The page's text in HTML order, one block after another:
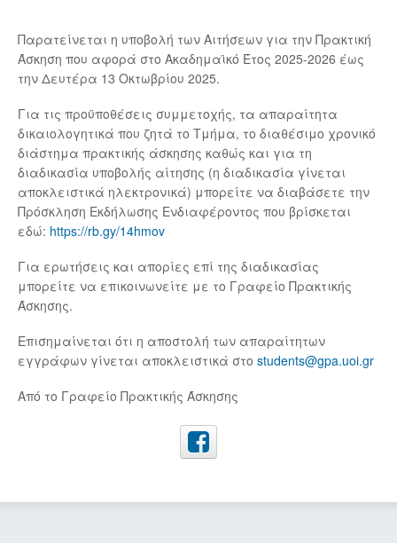
Παρατείνεται η υποβολή των Αιτήσεων για την Πρακτική
Άσκηση που αφορά στο Ακαδημαϊκό Έτος 2025-2026 έως
την Δευτέρα 13 Οκτωβρίου 2025.
Για τις προϋποθέσεις συμμετοχής, τα απαραίτητα
δικαιολογητικά που ζητά το Τμήμα, το διαθέσιμο χρονικό
διάστημα πρακτικής άσκησης καθώς και για τη
διαδικασία υποβολής αίτησης (η διαδικασία γίνεται
αποκλειστικά ηλεκτρονικά) μπορείτε να διαβάσετε την
Πρόσκληση Εκδήλωσης Ενδιαφέροντος που βρίσκεται
εδώ: https://rb.gy/14hmov
Για ερωτήσεις και απορίες επί της διαδικασίας
μπορείτε να επικοινωνείτε με το Γραφείο Πρακτικής
Άσκησης.
Επισημαίνεται ότι η αποστολή των απαραίτητων
εγγράφων γίνεται αποκλειστικά στο students@gpa.uoi.gr
Από το Γραφείο Πρακτικής Άσκησης